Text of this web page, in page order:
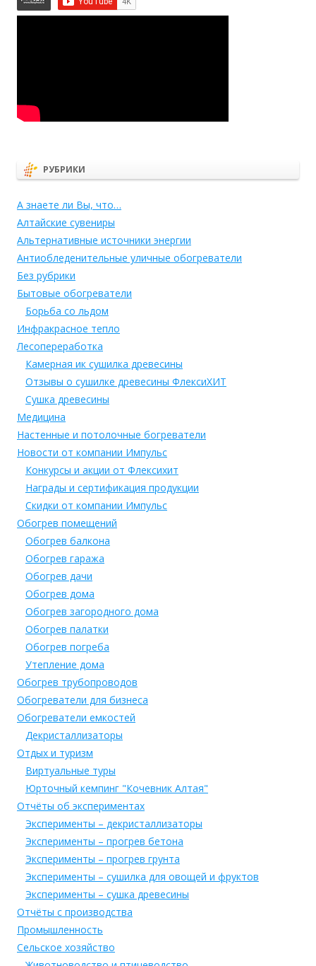
РУБРИКИ
А знаете ли Вы, что…
Алтайские сувениры
Альтернативные источники энергии
Антиобледенительные уличные обогреватели
Без рубрики
Бытовые обогреватели
Борьба со льдом
Инфракрасное тепло
Лесопереработка
Камерная ик сушилка древесины
Отзывы о сушилке древесины ФлексиХИТ
Сушка древесины
Медицина
Настенные и потолочные богреватели
Новости от компании Импульс
Конкурсы и акции от Флексихит
Награды и сертификация продукции
Скидки от компании Импульс
Обогрев помещений
Обогрев балкона
Обогрев гаража
Обогрев дачи
Обогрев дома
Обогрев загородного дома
Обогрев палатки
Обогрев погреба
Утепление дома
Обогрев трубопроводов
Обогреватели для бизнеса
Обогреватели емкостей
Декристаллизаторы
Отдых и туризм
Виртуальные туры
Юрточный кемпинг "Кочевник Алтая"
Отчёты об экспериментах
Эксперименты – декристаллизаторы
Эксперименты – прогрев бетона
Эксперименты – прогрев грунта
Эксперименты – сушилка для овощей и фруктов
Эксперименты – сушка древесины
Отчёты с производства
Промышленность
Сельское хозяйство